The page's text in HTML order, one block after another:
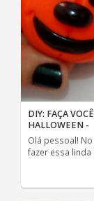
DIY: FAÇA
HALLOWEEN -
Olá pessoal!
fazer essa